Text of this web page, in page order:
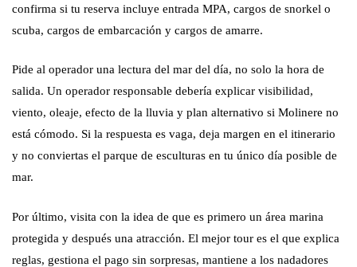
confirma si tu reserva incluye entrada MPA, cargos de snorkel o
scuba, cargos de embarcación y cargos de amarre.
Pide al operador una lectura del mar del día, no solo la hora de
salida. Un operador responsable debería explicar visibilidad,
viento, oleaje, efecto de la lluvia y plan alternativo si Molinere no
está cómodo. Si la respuesta es vaga, deja margen en el itinerario
y no conviertas el parque de esculturas en tu único día posible de
mar.
Por último, visita con la idea de que es primero un área marina
protegida y después una atracción. El mejor tour es el que explica
reglas, gestiona el pago sin sorpresas, mantiene a los nadadores